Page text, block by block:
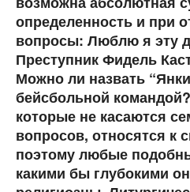
определенность и при
вопросы: Люблю я эту
Преступник Фидель
Можно ли назвать
бейсбольной
которые не касаются
вопросов, относятся к
поэтому любые
какими бы глубокими